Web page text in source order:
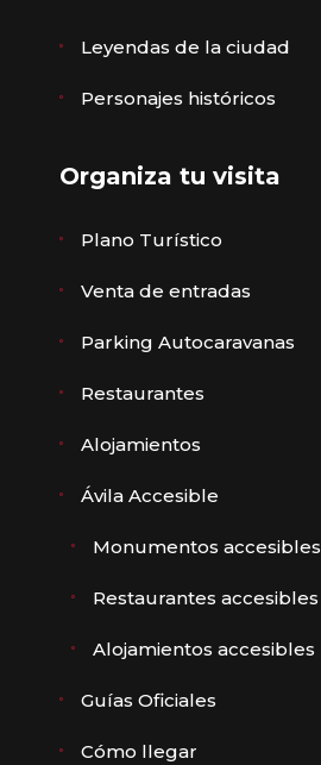
Leyendas de la ciudad
Personajes históricos
Organiza tu visita
Plano Turístico
Venta de entradas
Parking Autocaravanas
Restaurantes
Alojamientos
Ávila Accesible
Monumentos accesibles
Restaurantes accesibles
Alojamientos accesibles
Guías Oficiales
Cómo llegar